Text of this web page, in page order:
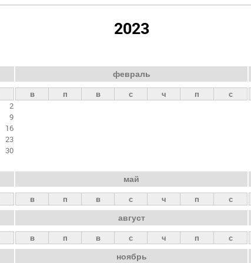
2023
2
9
16
23
30
февраль
в п в с ч п с
май
в п в с ч п с
август
в п в с ч п с
ноябрь